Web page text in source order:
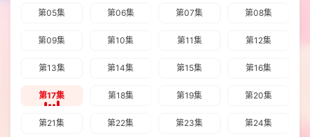
第05集 第06集 第07集 第08集
第09集 第10集 第11集 第12集
第13集 第14集 第15集 第16集
第17集 第18集 第19集 第20集
第21集 第22集 第23集 第24集